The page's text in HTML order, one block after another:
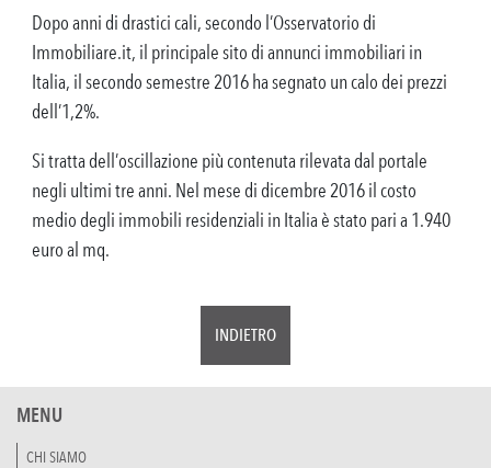
Dopo anni di drastici cali, secondo l’Osservatorio di
Immobiliare.it, il principale sito di annunci immobiliari in
Italia, il secondo semestre 2016 ha segnato un calo dei prezzi
dell’1,2%.
Si tratta dell’oscillazione più contenuta rilevata dal portale
negli ultimi tre anni. Nel mese di dicembre 2016 il costo
medio degli immobili residenziali in Italia è stato pari a 1.940
euro al mq.
INDIETRO
MENU
CHI SIAMO